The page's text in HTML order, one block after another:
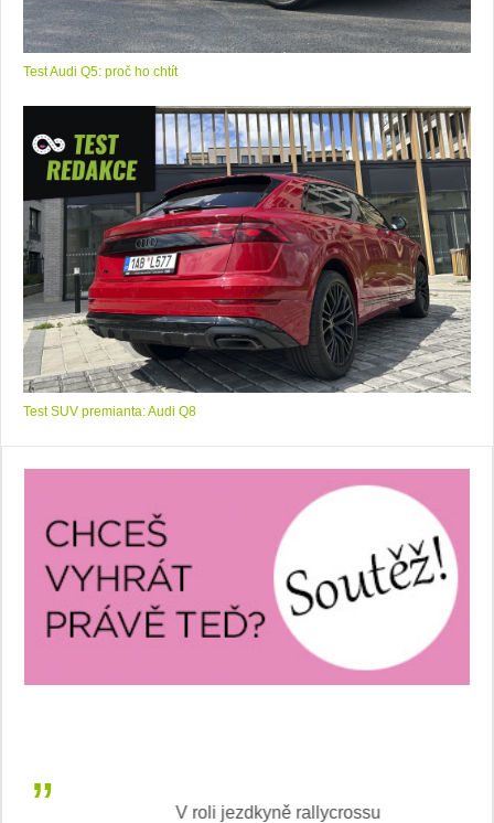
Test Audi Q5: proč ho chtít
Test SUV premianta: Audi Q8
V roli jezdkyně rallycrossu